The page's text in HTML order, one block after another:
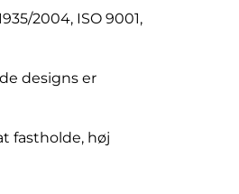
2004, ISO 9001,
designs er
fastholde, høj